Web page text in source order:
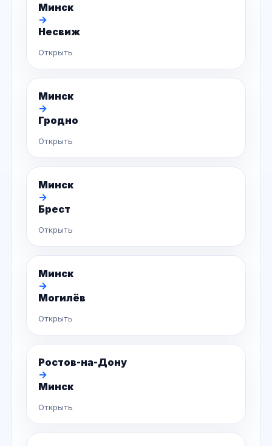
Минск
→
Несвиж
Открыть
Минск
→
Гродно
Открыть
Минск
→
Брест
Открыть
Минск
→
Могилёв
Открыть
Ростов-на-Дону
→
Минск
Открыть